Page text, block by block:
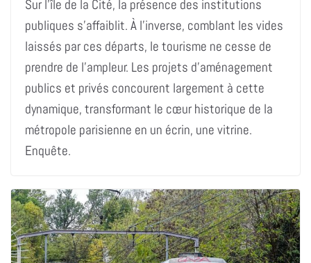
Sur l’île de la Cité, la présence des institutions
publiques s’affaiblit. À l’inverse, comblant les vides
laissés par ces départs, le tourisme ne cesse de
prendre de l’ampleur. Les projets d’aménagement
publics et privés concourent largement à cette
dynamique, transformant le cœur historique de la
métropole parisienne en un écrin, une vitrine.
Enquête.